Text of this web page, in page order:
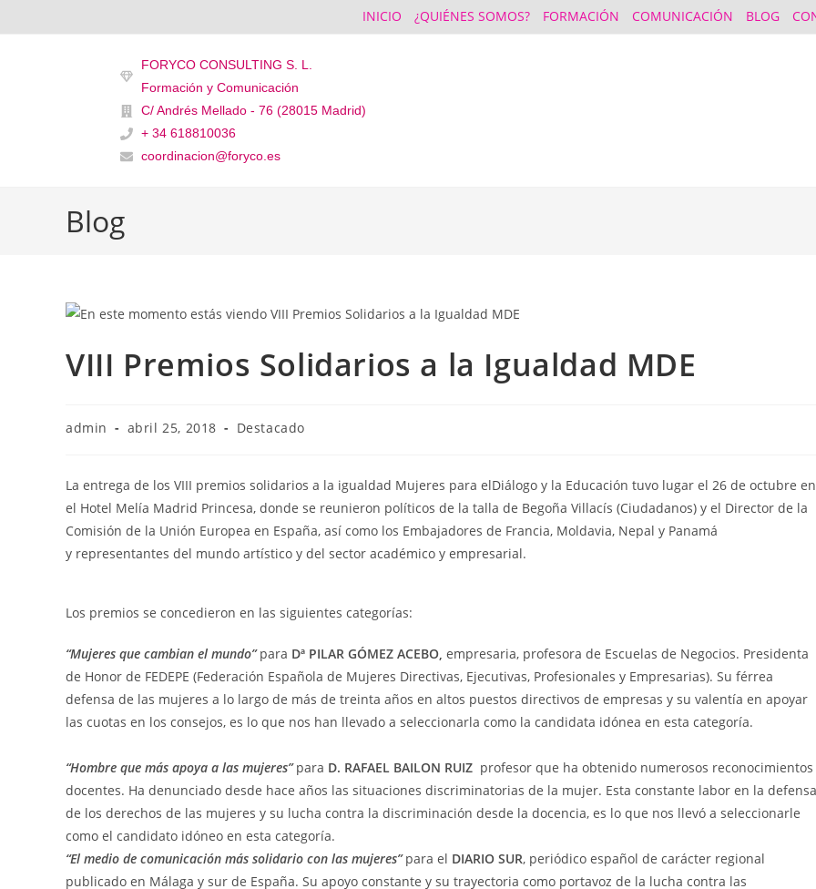
INICIO ¿QUIÉNES SOMOS? FORMACIÓN COMUNICACIÓN BLOG
FORYCO CONSULTING S. L.
Formación y Comunicación
C/ Andrés Mellado - 76 (28015 Madrid)
+ 34 618810036
coordinacion@foryco.es
Blog
VIII Premios Solidarios a la Igualdad MDE
admin abril 25, 2018 Destacado
La entrega de los VIII premios solidarios a la igualdad Mujeres para elDiálogo y la Educación tuvo lugar el 26 de octubre en
el Hotel Melía Madrid Princesa, donde se reunieron políticos de la talla de Begoña Villacís (Ciudadanos) y el Director de la
Comisión de la Unión Europea en España, así como los Embajadores de Francia, Moldavia, Nepal y Panamá
y representantes del mundo artístico y del sector académico y empresarial.
Los premios se concedieron en las siguientes categorías:
“Mujeres que cambian el mundo” para Dª PILAR GÓMEZ ACEBO, empresaria, profesora de Escuelas de Negocios. Presidenta
de Honor de FEDEPE (Federación Española de Mujeres Directivas, Ejecutivas, Profesionales y Empresarias). Su férrea
defensa de las mujeres a lo largo de más de treinta años en altos puestos directivos de empresas y su valentía en apoyar
las cuotas en los consejos, es lo que nos han llevado a seleccionarla como la candidata idónea en esta categoría.
“Hombre que más apoya a las mujeres” para D. RAFAEL BAILON RUIZ profesor que ha obtenido numerosos reconocimientos
docentes. Ha denunciado desde hace años las situaciones discriminatorias de la mujer. Esta constante labor en la defensa
de los derechos de las mujeres y su lucha contra la discriminación desde la docencia, es lo que nos llevó a seleccionarle
como el candidato idóneo en esta categoría.
“El medio de comunicación más solidario con las mujeres” para el DIARIO SUR, periódico español de carácter regional
publicado en Málaga y sur de España. Su apoyo constante y su trayectoria como portavoz de la lucha contra las